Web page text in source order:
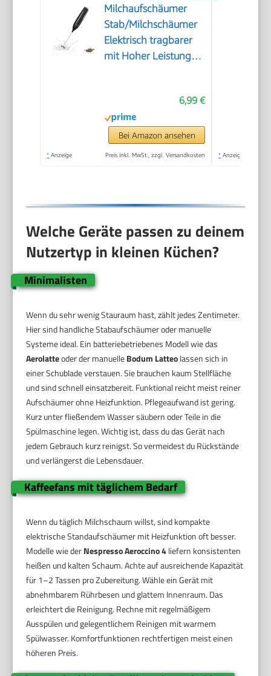
Milchaufschäumer
Stab/Milchschäumer
Elektrisch tragbarer
mit Hoher Leistung
batteriebetriebener
für Latte, Matcha-Tee,
Cappuccino, Schwarz
6,99 €
Bei Amazon ansehen
* Anzeige Preis inkl. MwSt., zzgl. Versandkosten * Anzeige
Welche Geräte passen zu deinem
Nutzertyp in kleinen Küchen?
Minimalisten
Wenn du sehr wenig Stauraum hast, zählt jedes Zentimeter.
Hier sind handliche Stabaufschäumer oder manuelle
Systeme ideal. Ein batteriebetriebenes Modell wie das
Aerolatteoder der manuelleBodum Latteolassen sich in
einer Schublade verstauen. Sie brauchen kaum Stellfläche
und sind schnell einsatzbereit. Funktional reicht meist reiner
Aufschäumer ohne Heizfunktion. Pflegeaufwand ist gering.
Kurz unter fließendem Wasser säubern oder Teile in die
Spülmaschine legen. Wichtig ist, dass du das Gerät nach
jedem Gebrauch kurz reinigst. So vermeidest du Rückstände
und verlängerst die Lebensdauer.
Kaffeefans mit täglichem Bedarf
Wenn du täglich Milchschaum willst, sind kompakte
elektrische Standaufschäumer mit Heizfunktion oft besser.
Modelle wie derNespresso Aeroccino 4liefern konsistenten
heißen und kalten Schaum. Achte auf ausreichende Kapazität
für 1–2 Tassen pro Zubereitung. Wähle ein Gerät mit
abnehmbarem Rührbesen und glattem Innenraum. Das
erleichtert die Reinigung. Rechne mit regelmäßigem
Ausspülen und gelegentlichem Reinigen mit warmem
Spülwasser. Komfortfunktionen rechtfertigen meist einen
höheren Preis.